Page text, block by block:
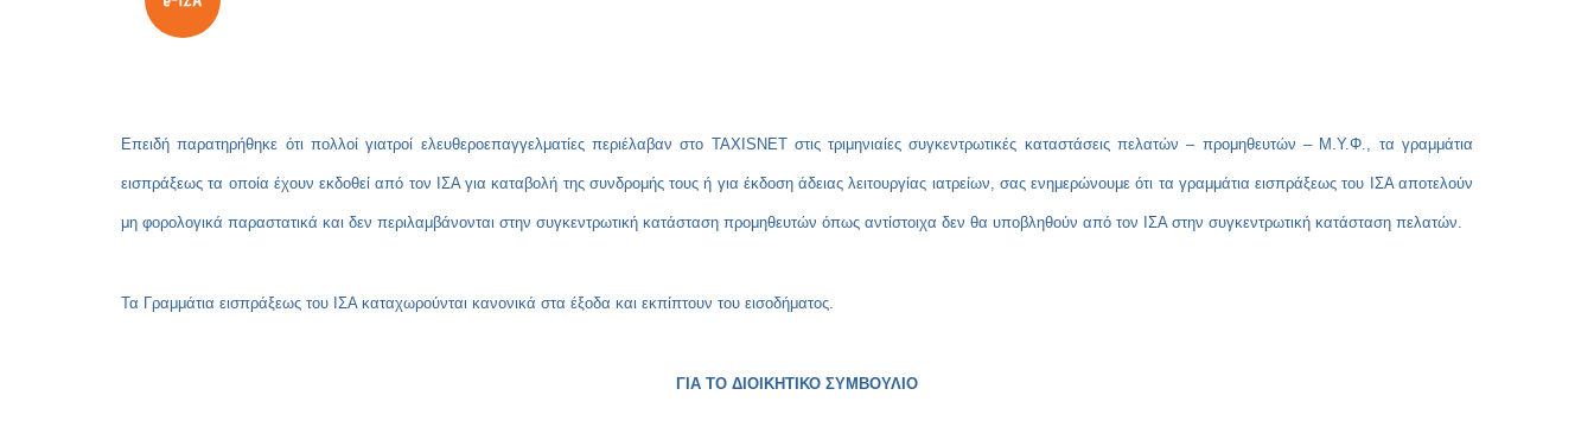
Επειδή παρατηρήθηκε ότι πολλοί γιατροί ελευθεροεπαγγελματίες περιέλαβαν στο TAXISNETστις τριμηνιαίες συγκεντρωτικές καταστάσεις πελατών – προμηθευτών – Μ.Υ.Φ., τα γραμμάτια
εισπράξεως τα οποία έχουν εκδοθεί από τον ΙΣΑ για καταβολή της συνδρομής τους ή για έκδοση άδειας λειτουργίας ιατρείων, σας ενημερώνουμε ότι τα γραμμάτια εισπράξεως του ΙΣΑ αποτελούν
μη φορολογικά παραστατικά και δεν περιλαμβάνονται στην συγκεντρωτική κατάσταση προμηθευτών όπως αντίστοιχα δεν θα υποβληθούν από τον ΙΣΑ στην συγκεντρωτική κατάσταση πελατών.
Τα Γραμμάτια εισπράξεως του ΙΣΑ καταχωρούνται κανονικά στα έξοδα και εκπίπτουν του εισοδήματος.
ΓΙΑ ΤΟ ΔΙΟΙΚΗΤΙΚΟ ΣΥΜΒΟΥΛΙΟ